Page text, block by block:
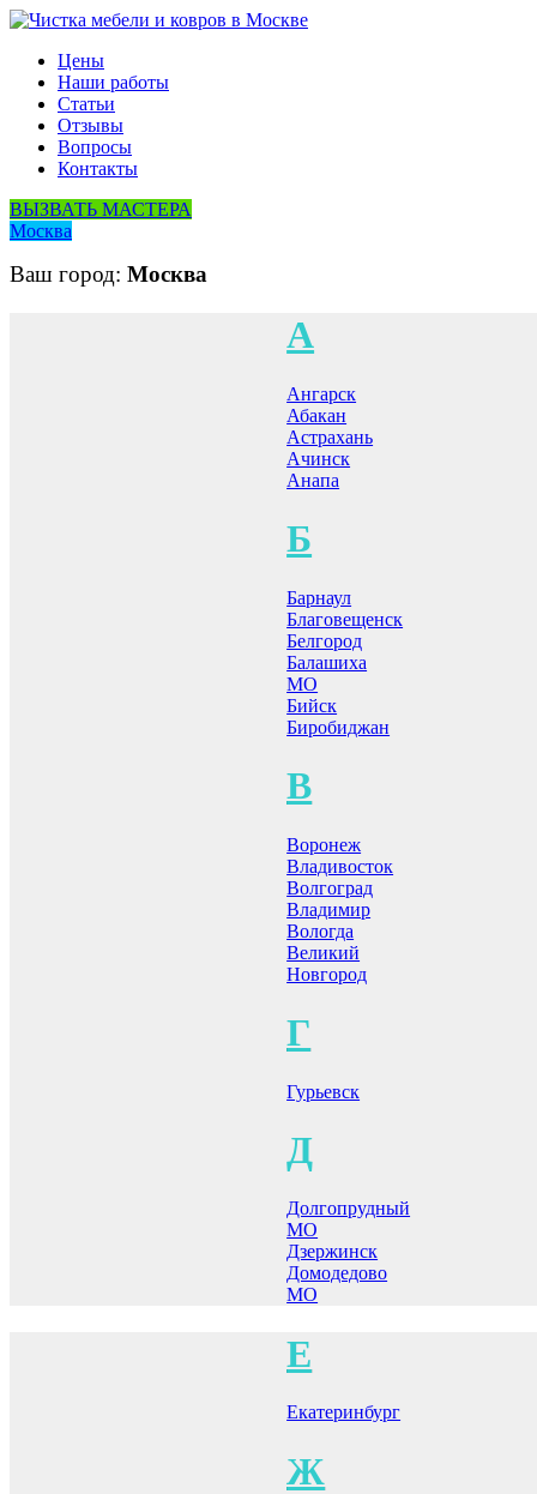
Цены
Наши работы
Статьи
Отзывы
Вопросы
Контакты
ВЫЗВАТЬ МАСТЕРА
Москва
Ваш город: Москва
А
Ангарск
Абакан
Астрахань
Ачинск
Анапа
Б
Барнаул
Благовещенск
Белгород
Балашиха
МО
Бийск
Биробиджан
В
Воронеж
Владивосток
Волгоград
Владимир
Вологда
Великий
Новгород
Г
Гурьевск
Д
Долгопрудный
МО
Дзержинск
Домодедово
МО
Е
Екатеринбург
Ж